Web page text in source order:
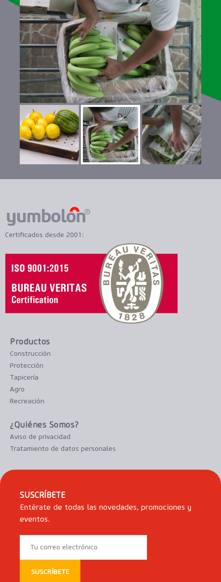
Certificados desde 2001:
Productos
Construcción
Protección
Tapicería
Agro
Recreación
¿Quiénes Somos?
Aviso de privacidad
Tratamiento de datos personales
SUSCRÍBETE
Entérate de todas las novedades, promociones y
eventos.